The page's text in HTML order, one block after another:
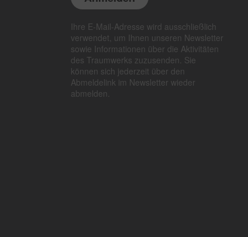
Ihre E-Mail-Adresse wird ausschließlich
verwendet, um Ihnen unseren Newsletter
sowie Informationen über die Aktivitäten
des Traumwerks zuzusenden. Sie
können sich jederzeit über den
Abmeldelink im Newsletter wieder
abmelden.